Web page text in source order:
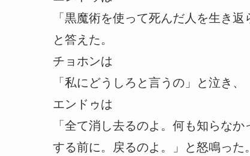
「黒魔術を使って死んだ人を生き
と答えた。
チョホンは
「私にどうしろと言うの」と泣き、
エンドゥは
「全て消し去るのよ。何も知らな
する前に。戻るのよ。」と怒鳴った。